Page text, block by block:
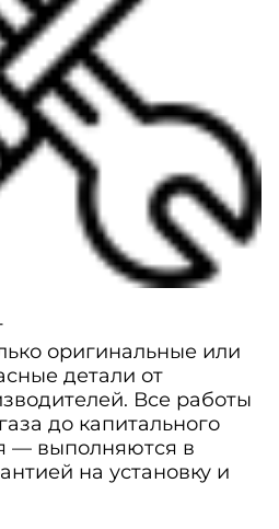
оригинальные или
детали от
Все работы
до капитального
— выполняются в
на установку и